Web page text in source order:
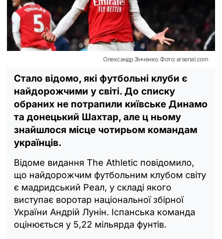
Олександр Зінченко. Фото: arsenal.com
Стало відомо, які футбольні клуби є
найдорожчими у світі. До списку
обраних не потрапили київське Динамо
та донецький Шахтар, але ц ньому
знайшлося місце чотирьом командам
українців.
Відоме видання The Athletic повідомило,
що найдорожчим футбольним клубом світу
є мадридський Реал, у складі якого
виступає воротар національної збірної
України Андрій Лунін. Іспанська команда
оцінюється у 5,22 мільярда фунтів.